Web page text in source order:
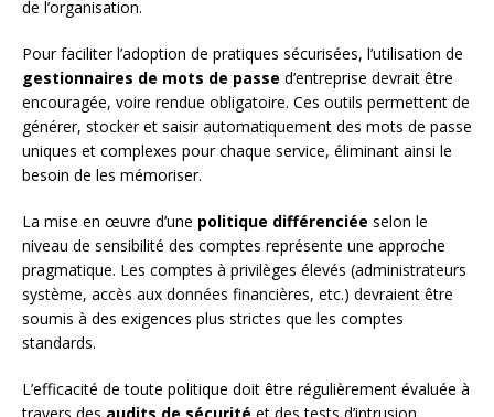
de l’organisation.
Pour faciliter l’adoption de pratiques sécurisées, l’utilisation de
gestionnaires de mots de passe d’entreprise devrait être
encouragée, voire rendue obligatoire. Ces outils permettent de
générer, stocker et saisir automatiquement des mots de passe
uniques et complexes pour chaque service, éliminant ainsi le
besoin de les mémoriser.
La mise en œuvre d’une politique différenciée selon le
niveau de sensibilité des comptes représente une approche
pragmatique. Les comptes à privilèges élevés (administrateurs
système, accès aux données financières, etc.) devraient être
soumis à des exigences plus strictes que les comptes
standards.
L’efficacité de toute politique doit être régulièrement évaluée à